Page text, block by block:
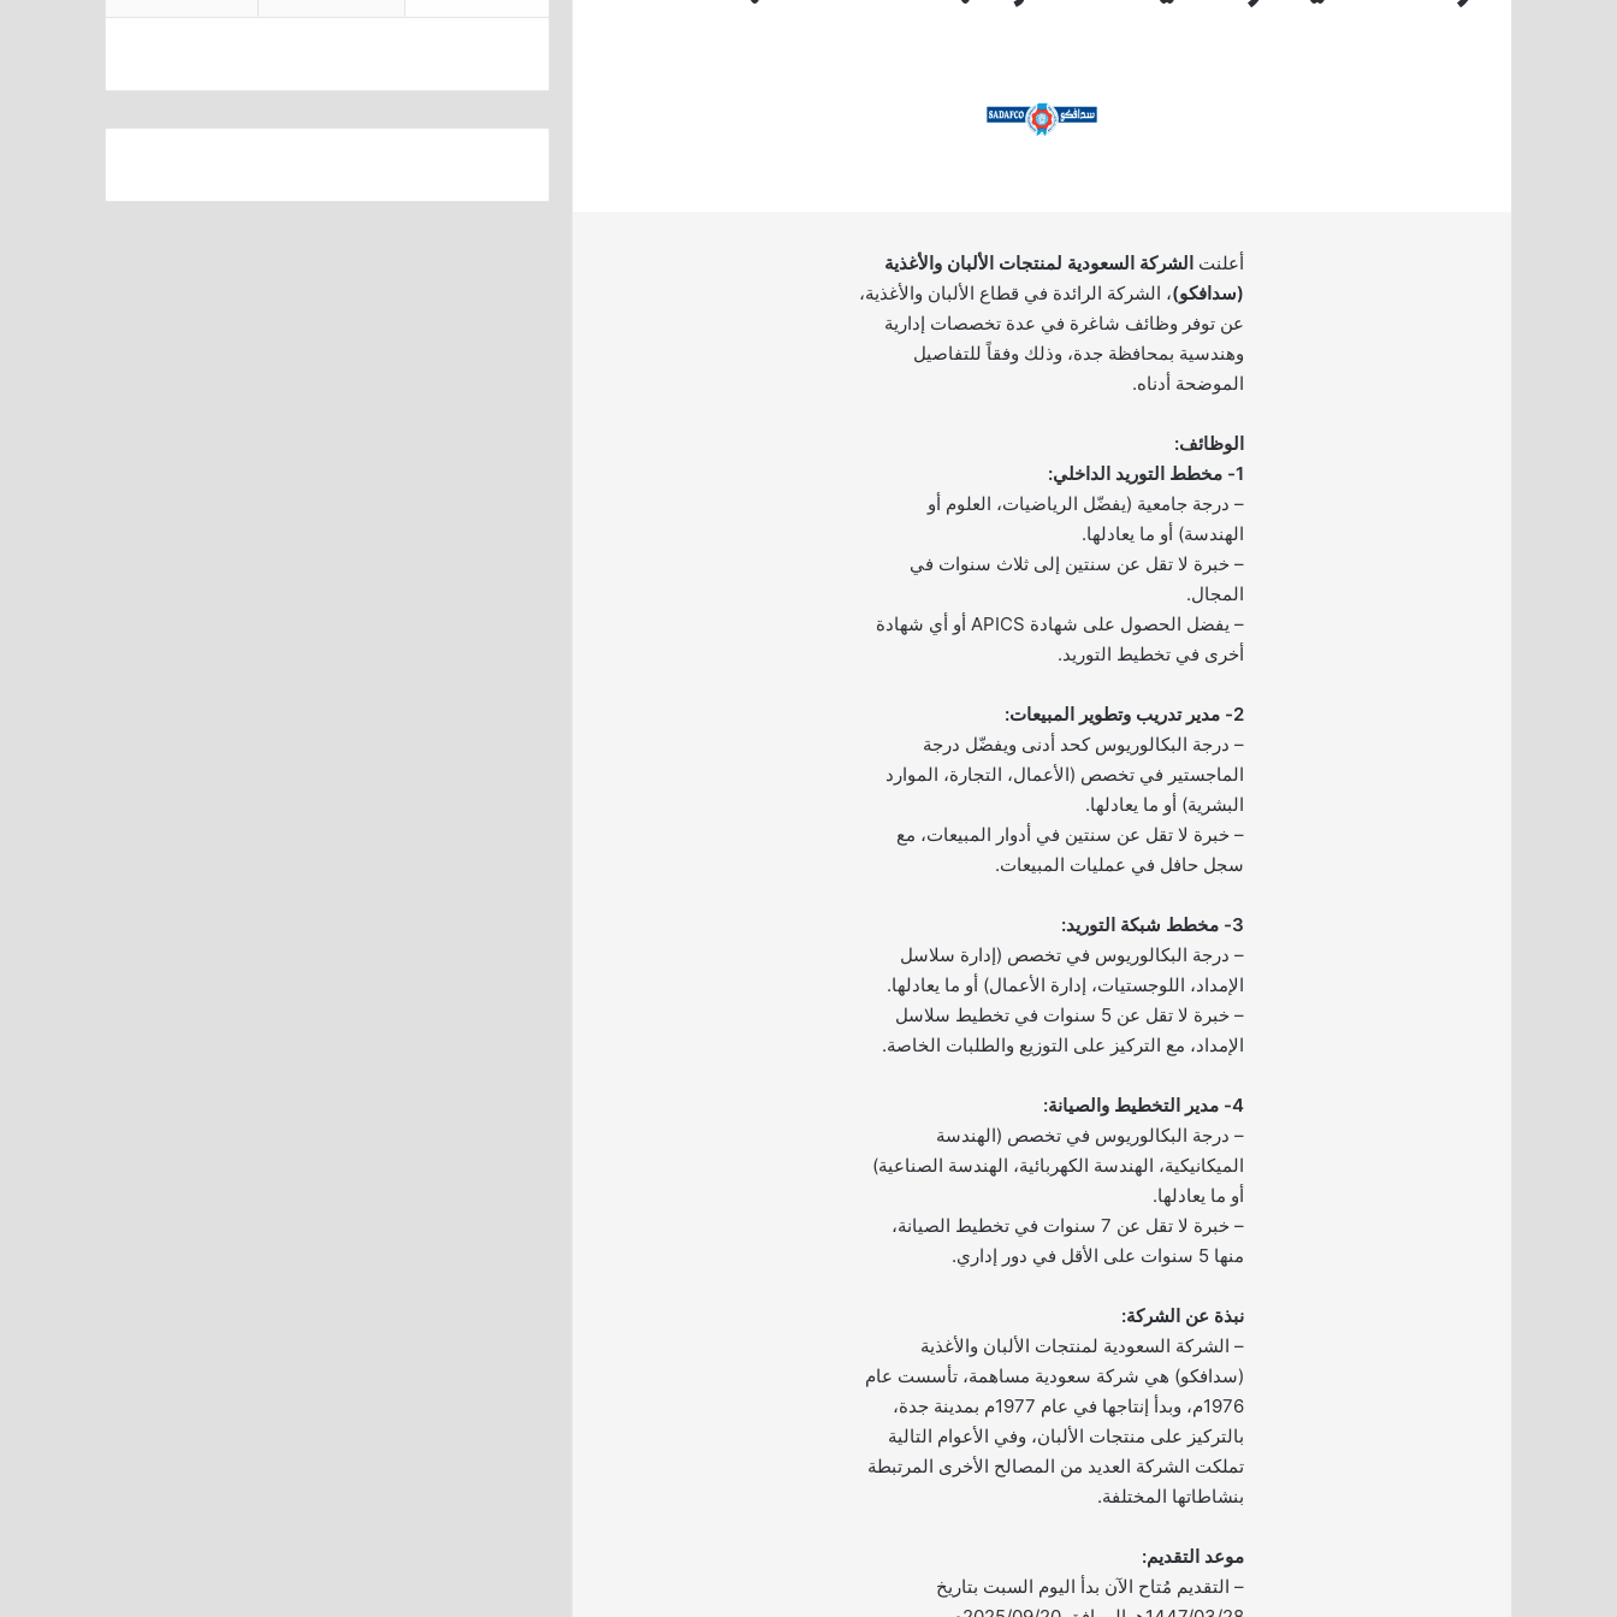
أعلنت الشركة السعودية لمنتجات الألبان والأغذية
(سدافكو)، الشركة الرائدة في قطاع الألبان والأغذية،
عن توفر وظائف شاغرة في عدة تخصصات إدارية
وهندسية بمحافظة جدة، وذلك وفقاً للتفاصيل
الموضحة أدناه.
الوظائف:
1- مخطط التوريد الداخلي:
– درجة جامعية (يفضّل الرياضيات، العلوم أو
الهندسة) أو ما يعادلها.
– خبرة لا تقل عن سنتين إلى ثلاث سنوات في
المجال.
– يفضل الحصول على شهادة APICS أو أي شهادة
أخرى في تخطيط التوريد.
2- مدير تدريب وتطوير المبيعات:
– درجة البكالوريوس كحد أدنى ويفضّل درجة
الماجستير في تخصص (الأعمال، التجارة، الموارد
البشرية) أو ما يعادلها.
– خبرة لا تقل عن سنتين في أدوار المبيعات، مع
سجل حافل في عمليات المبيعات.
3- مخطط شبكة التوريد:
– درجة البكالوريوس في تخصص (إدارة سلاسل
الإمداد، اللوجستيات، إدارة الأعمال) أو ما يعادلها.
– خبرة لا تقل عن 5 سنوات في تخطيط سلاسل
الإمداد، مع التركيز على التوزيع والطلبات الخاصة.
4- مدير التخطيط والصيانة:
– درجة البكالوريوس في تخصص (الهندسة
الميكانيكية، الهندسة الكهربائية، الهندسة الصناعية)
أو ما يعادلها.
– خبرة لا تقل عن 7 سنوات في تخطيط الصيانة،
منها 5 سنوات على الأقل في دور إداري.
نبذة عن الشركة:
– الشركة السعودية لمنتجات الألبان والأغذية
(سدافكو) هي شركة سعودية مساهمة، تأسست عام
1976م، وبدأ إنتاجها في عام 1977م بمدينة جدة،
بالتركيز على منتجات الألبان، وفي الأعوام التالية
تملكت الشركة العديد من المصالح الأخرى المرتبطة
بنشاطاتها المختلفة.
موعد التقديم:
– التقديم مُتاح الآن بدأ اليوم السبت بتاريخ